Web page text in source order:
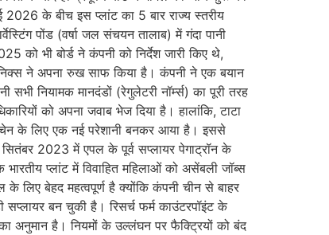
के बीच इस प्लांट का 5 बार राज्य स्तरीय
पोंड (वर्षा जल संचयन तालाब) में गंदा पानी
भी बोर्ड ने कंपनी को निर्देश जारी किए थे,
ने अपना रुख साफ किया है। कंपनी ने एक बयान
नियामक मानदंडों (रेगुलेटरी नॉर्म्स) का पूरी तरह
को अपना जवाब भेज दिया है। हालांकि, टाटा
चेन के लिए एक नई परेशानी बनकर आया है। इससे
2023 में एपल के पूर्व सप्लायर पेगाट्रॉन के
प्लांट में विवाहित महिलाओं को असेंबली जॉब्स
लिए बेहद महत्वपूर्ण है क्योंकि कंपनी चीन से बाहर
बन चुकी है। रिसर्च फर्म काउंटरपॉइंट के
अनुमान है। नियमों के उल्लंघन पर फैक्ट्रियों को बंद